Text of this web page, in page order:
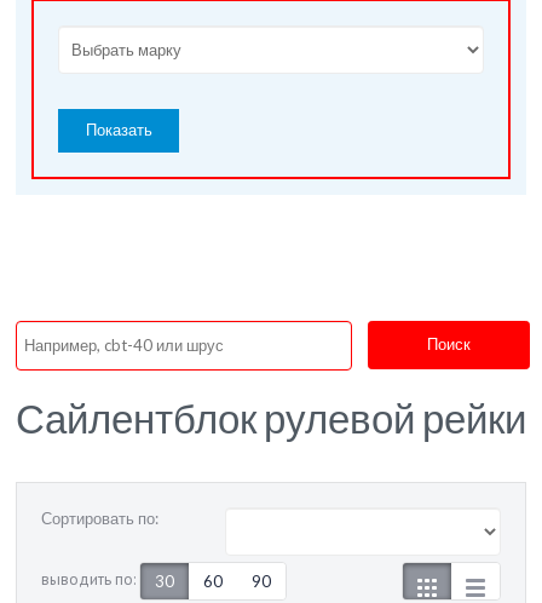
Показать
Поиск
Сайлентблок рулевой рейки
Сортировать по:
выводить по: 30 60 90